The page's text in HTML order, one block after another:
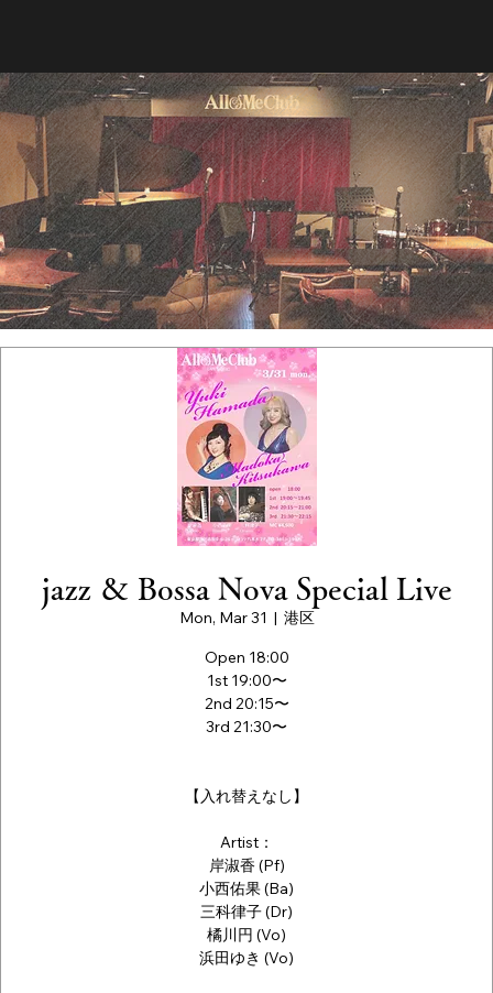
jazz ＆ Bossa Nova Special Live
Mon, Mar 31
  |
港区
Open 18:00
1st 19:00〜
2nd 20:15〜
3rd 21:30〜
【入れ替えなし】
Artist：
岸淑香 (Pf)
小西佑果 (Ba)
三科律子 (Dr)
橘川円 (Vo)
浜田ゆき (Vo)